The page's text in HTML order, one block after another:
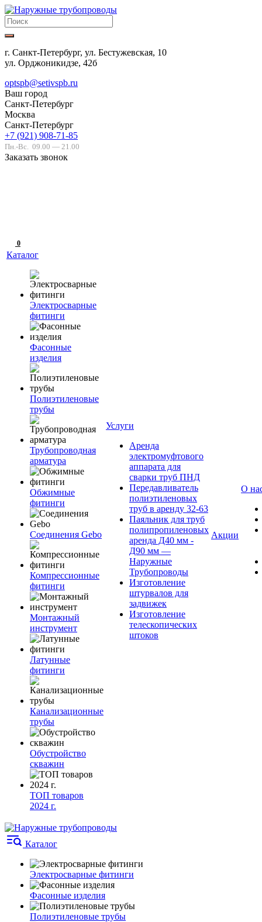
г. Санкт-Петербург, ул. Бестужевская, 10
ул. Орджоникидзе, 42б
optspb@setivspb.ru
Ваш город
Санкт-Петербург
Москва
Санкт-Петербург
+7 (921) 908-71-85
Пн.-Вс. 09.00 — 21.00
Заказать звонок
0
Каталог
Электросварные
фитинги
Фасонные
изделия
Полиэтиленовые
трубы
Трубопроводная
арматура
Обжимные
фитинги
Соединения Gebo
Компрессионные
фитинги
Монтажный
инструмент
Латунные
фитинги
Канализационные
трубы
Обустройство
скважин
ТОП товаров
2024 г.
Услуги
Аренда
электромуфтового
аппарата для
сварки труб ПНД
Передавливатель
полиэтиленовых
труб в аренду 32-63
Паяльник для труб
полипропиленовых
аренда Д40 мм -
Д90 мм —
Наружные
Трубопроводы
Изготовление
штурвалов для
задвижек
Изготовление
телескопических
штоков
Акции
О
Каталог
Электросварные фитинги
Фасонные изделия
Полиэтиленовые трубы